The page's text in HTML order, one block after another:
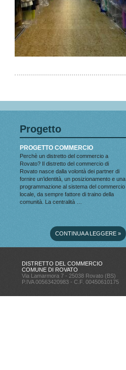
Progetto
PROGETTO COMMERCIO
Perchè un distretto del commercio a
Rovato? Il distretto del commercio di
Rovato nasce dalla volontà dei partner di
fornire un’identità, un posizionamento e una
programmazione al sistema del commercio
locale, da sempre fattore di traino della
comunità. La centralità …
CONTINUA A LEGGERE »
DISTRETTO DEL COMMERCIO
COMUNE DI ROVATO
Via Lamarmora 7 - 25038 Rovato (BS)
P.IVA 00563420983 - C.F. 00450610175